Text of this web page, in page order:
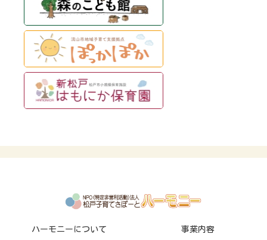
ハーモニーについて 事業内容